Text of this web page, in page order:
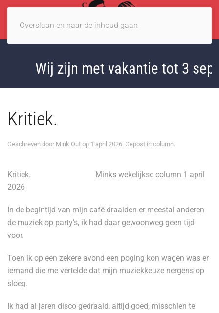
Overslaan en naar de inhoud gaan
Wij zijn met vakantie tot 3
Kritiek.
Geschreven door Mink Out op 1 april 2026. Gepost in column.
Kritiek.
Minks wekelijkse column 1 april
2026
In de begintijd van mijn café draaiden er meestal anderen
de muziek op party’s, ik had daar gewoonweg geen tijd
voor.
Toen ik op een zekere avond een poging kon wagen was er
iemand die me vertelde dat mijn muziekkeuze nergens op
sloeg.
Ik had al jaren disco gedraaid, altijd goed, misschien te